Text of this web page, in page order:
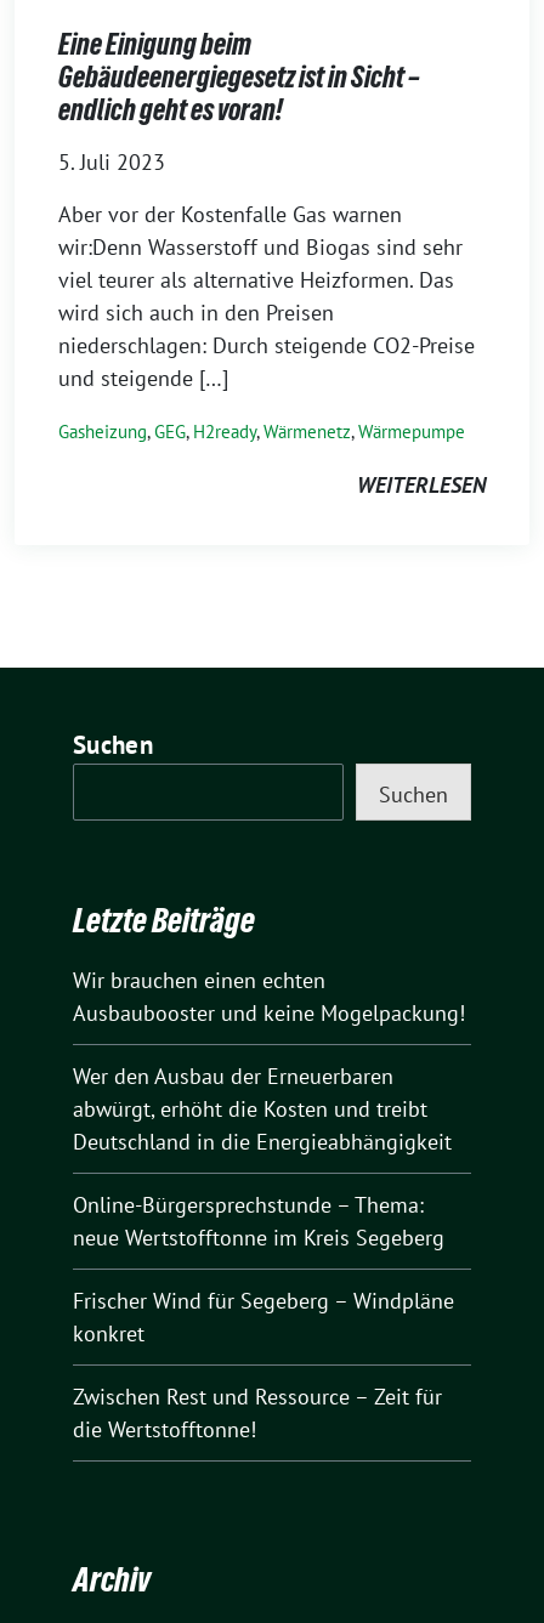
Eine Einigung beim
Gebäudeenergiegesetz ist in Sicht –
endlich geht es voran!
5. Juli 2023
Aber vor der Kostenfalle Gas warnen
wir:Denn Wasserstoff und Biogas sind sehr
viel teurer als alternative Heizformen. Das
wird sich auch in den Preisen
niederschlagen: Durch steigende CO2-Preise
und steigende […]
Gasheizung,GEG, H2ready,Wärmenetz,Wärmepumpe
WEITERLESEN
Suchen
Suchen
Letzte Beiträge
Wir brauchen einen echten
Ausbaubooster und keine Mogelpackung!
Wer den Ausbau der Erneuerbaren
abwürgt, erhöht die Kosten und treibt
Deutschland in die Energieabhängigkeit
Online-Bürgersprechstunde – Thema:
neue Wertstofftonne im Kreis Segeberg
Frischer Wind für Segeberg – Windpläne
konkret
Zwischen Rest und Ressource – Zeit für
die Wertstofftonne!
Archiv